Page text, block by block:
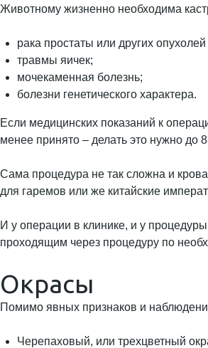
Животному жизненно необходима
рака простаты или других
травмы яичек;
мочекаменная болезнь;
болезни генетического характера.
Если медицинских показаний к
менее принято – делать это нужно до
Сама процедура не так сложна и
для гаремов или же китайские
И у операции в клинике, и у
проходящим через процедуру по
Окрасы
Помимо явных признаков и
Черепаховый, или трехцветный